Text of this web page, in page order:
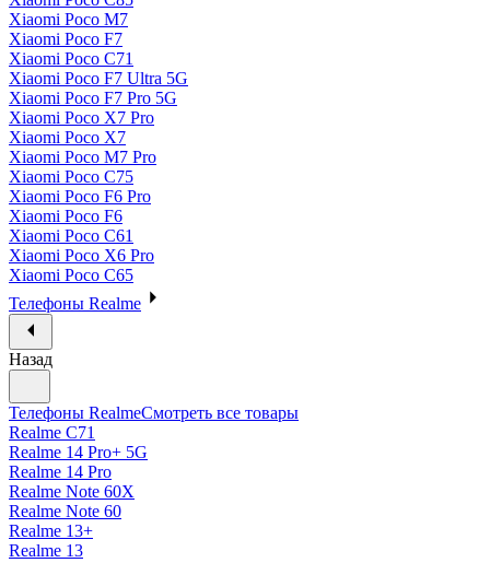
Xiaomi Poco M7
Xiaomi Poco F7
Xiaomi Poco C71
Xiaomi Poco F7 Ultra 5G
Xiaomi Poco F7 Pro 5G
Xiaomi Poco X7 Pro
Xiaomi Poco X7
Xiaomi Poco M7 Pro
Xiaomi Poco C75
Xiaomi Poco F6 Pro
Xiaomi Poco F6
Xiaomi Poco C61
Xiaomi Poco X6 Pro
Xiaomi Poco C65
Телефоны Realme
Назад
Телефоны RealmeСмотреть все товары
Realme C71
Realme 14 Pro+ 5G
Realme 14 Pro
Realme Note 60X
Realme Note 60
Realme 13+
Realme 13